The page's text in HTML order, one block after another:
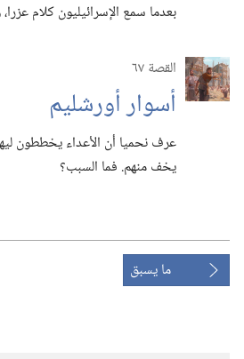
بعدما سمع الإسرائيليون كلام
القصة ٦٧
أسوار أورشليم
عرف نحميا أن الأعداء يخططون
يخف منهم.‏ فما السبب؟‏
ما يسبق